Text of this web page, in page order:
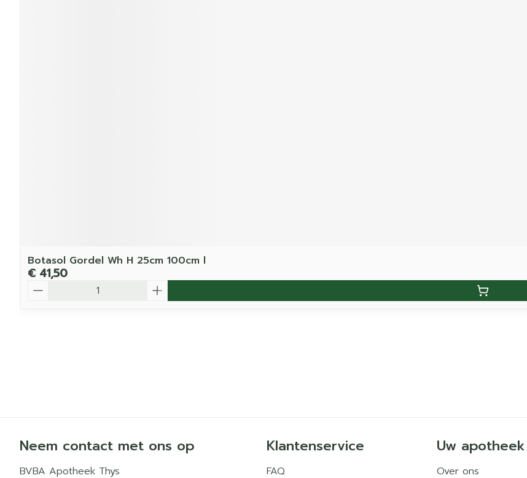
Botasol Gordel Wh H 25cm 100cm l
€ 41,50
Neem contact met ons op
BVBA Apotheek Thys
Klantenservice
FAQ
Uw apotheek
Over ons